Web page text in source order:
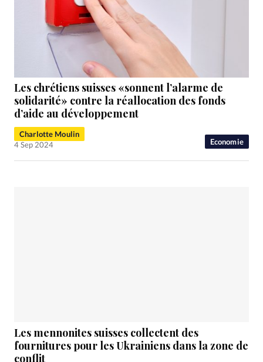
Economie
Les chrétiens suisses «sonnent l’alarme de
solidarité» contre la réallocation des fonds
d’aide au développement
Charlotte Moulin
4 Sep 2024
Les mennonites suisses collectent des
fournitures pour les Ukrainiens dans la zone de
conflit